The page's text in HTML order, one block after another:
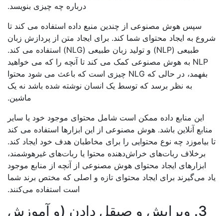
درباره چه چیزی بنویسد.
سپس هوش مصنوعی از چندین منبع داده استفاده می کند تا
به ایجاد محتوای شما کند. برای ایجاد متن از پردازش زبان
طبیعی (NLP) و تولید زبان طبیعی (NLG) استفاده می کند.
NLP به هوش مصنوعی کمک می کند تا آنچه را که می خواهید
بفهمد، در حالی که NLG چیزی است که باعث می شود محتوا
به نظر برسد که توسط یک انسان نوشته شده باشد نه یک
ماشین.
این منابع داده ممکن است شامل محتوای موجود خود یا سایر
آنلاین باشد. هوش مصنوعی از این ابزارها استفاده می کند
بیاموزد چه نوع محتوایی را برای مخاطبان هدف خود ایجاد کند.
برخلاف ربات‌های خراش‌دهنده محتوا یا ربات‌های غیرهوشمند،
ابزارهای ایجاد محتوای هوش مصنوعی از آنچه از منابع موجود
می‌گیرند برای ایجاد محتوای تازه و اصلی که مختص برند شما
است استفاده می‌کنند.
3. ویرایش و صیقل دادن (و آموزش